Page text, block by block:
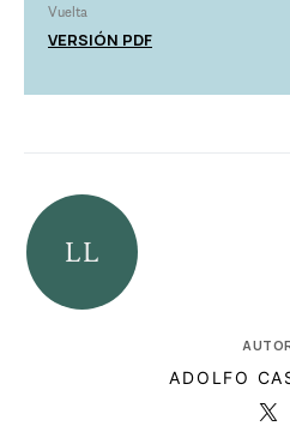
Vuelta
VERSIÓN PDF
ADOLFO